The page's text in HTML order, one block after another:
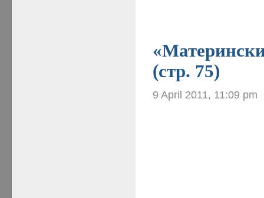
(стр. 75)
9 April 2011, 11:09 pm